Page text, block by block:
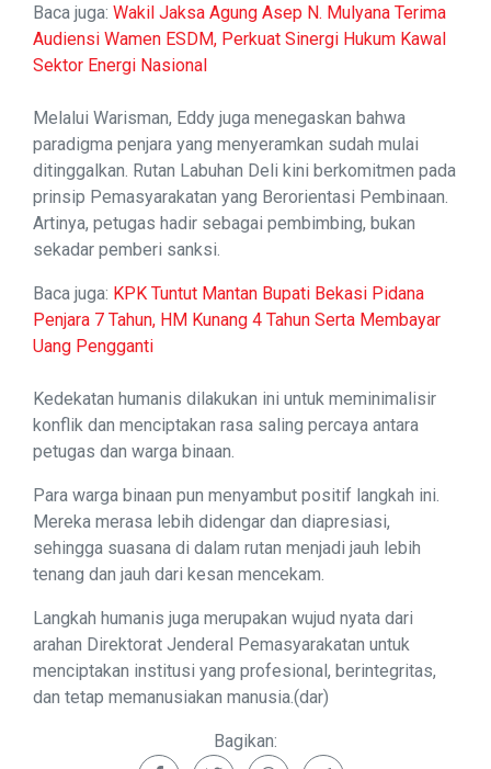
Baca juga: Wakil Jaksa Agung Asep N. Mulyana Terima
Audiensi Wamen ESDM, Perkuat Sinergi Hukum Kawal
Sektor Energi Nasional
Melalui Warisman, Eddy juga menegaskan bahwa
paradigma penjara yang menyeramkan sudah mulai
ditinggalkan. Rutan Labuhan Deli kini berkomitmen pada
prinsip Pemasyarakatan yang Berorientasi Pembinaan.
Artinya, petugas hadir sebagai pembimbing, bukan
sekadar pemberi sanksi.
Baca juga: KPK Tuntut Mantan Bupati Bekasi Pidana
Penjara 7 Tahun, HM Kunang 4 Tahun Serta Membayar
Uang Pengganti
Kedekatan humanis dilakukan ini untuk meminimalisir
konflik dan menciptakan rasa saling percaya antara
petugas dan warga binaan.
Para warga binaan pun menyambut positif langkah ini.
Mereka merasa lebih didengar dan diapresiasi,
sehingga suasana di dalam rutan menjadi jauh lebih
tenang dan jauh dari kesan mencekam.
Langkah humanis juga merupakan wujud nyata dari
arahan Direktorat Jenderal Pemasyarakatan untuk
menciptakan institusi yang profesional, berintegritas,
dan tetap memanusiakan manusia.(dar)
Bagikan: